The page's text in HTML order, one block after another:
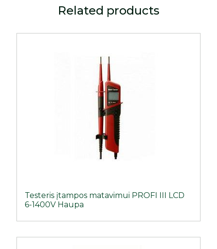
Related products
Testeris įtampos matavimui PROFI III LCD
6-1400V Haupa